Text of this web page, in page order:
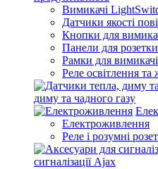
Вимикачі
Датчики якості
Кнопки для
Панели для розетки
Рамки для
Реле освітлення
диму та чадного газу
Електроживлення
Реле і розумні
сигналізації Ajax